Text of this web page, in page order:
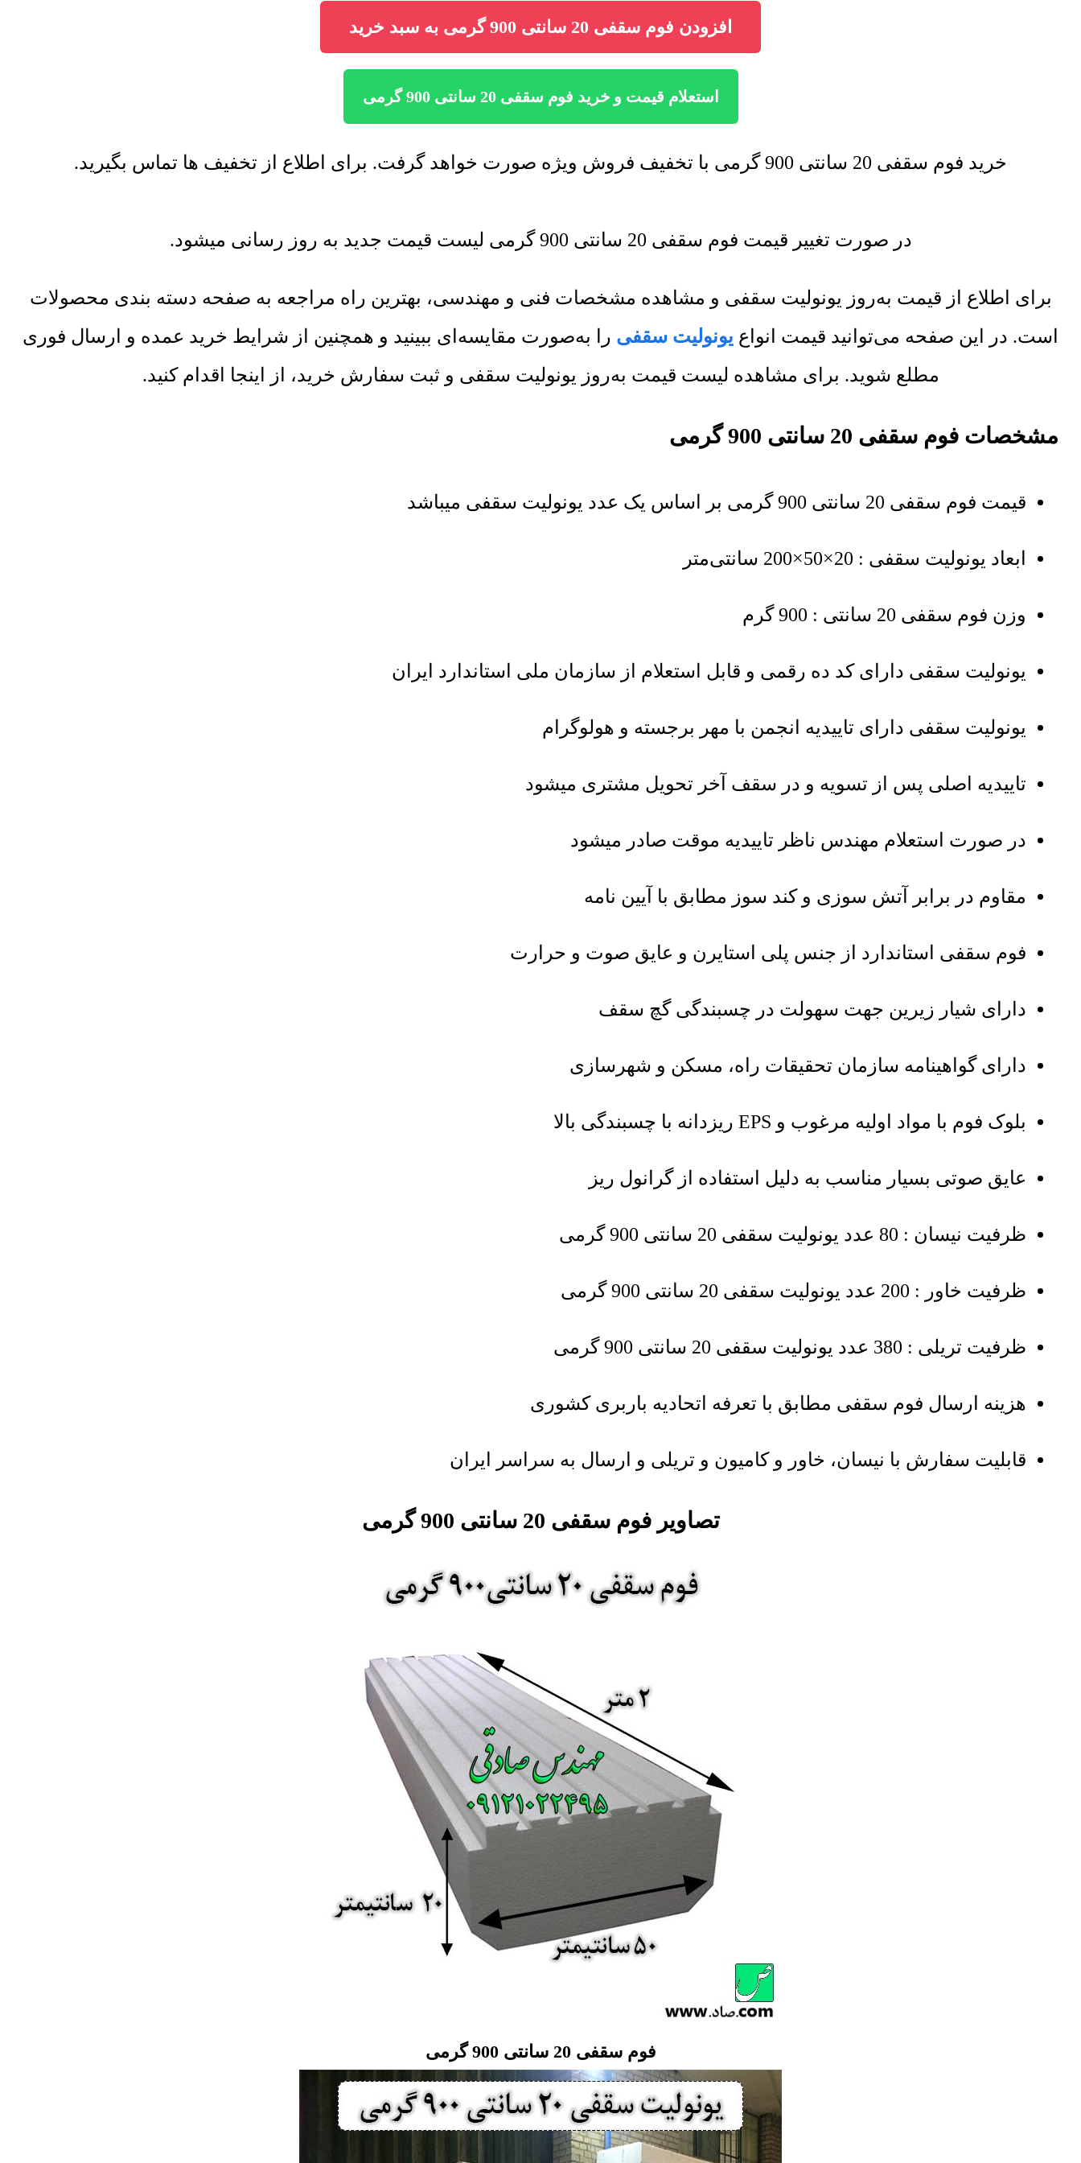
افزودن فوم سقفی 20 سانتی 900 گرمی به سبد خرید
استعلام قیمت و خرید فوم سقفی 20 سانتی 900 گرمی
خرید فوم سقفی 20 سانتی 900 گرمی با تخفیف فروش ویژه صورت خواهد گرفت. برای اطلاع از تخفیف ها تماس بگیرید.
در صورت تغییر قیمت فوم سقفی 20 سانتی 900 گرمی لیست قیمت جدید به روز رسانی میشود.
برای اطلاع از قیمت به‌روز یونولیت سقفی و مشاهده مشخصات فنی و مهندسی، بهترین راه مراجعه به صفحه دسته بندی محصولات
است. در این صفحه می‌توانید قیمت انواع یونولیت سقفی را به‌صورت مقایسه‌ای ببینید و همچنین از شرایط خرید عمده و ارسال فوری
مطلع شوید. برای مشاهده لیست قیمت به‌روز یونولیت سقفی و ثبت سفارش خرید، از اینجا اقدام کنید.
مشخصات فوم سقفی 20 سانتی 900 گرمی
قیمت فوم سقفی 20 سانتی 900 گرمی بر اساس یک عدد یونولیت سقفی میباشد
ابعاد یونولیت سقفی : 20×50×200 سانتی‌متر
وزن فوم سقفی 20 سانتی : 900 گرم
یونولیت سقفی دارای کد ده رقمی و قابل استعلام از سازمان ملی استاندارد ایران
یونولیت سقفی دارای تاییدیه انجمن با مهر برجسته و هولوگرام
تاییدیه اصلی پس از تسویه و در سقف آخر تحویل مشتری میشود
در صورت استعلام مهندس ناظر تاییدیه موقت صادر میشود
مقاوم در برابر آتش سوزی و کند سوز مطابق با آیین نامه
فوم سقفی استاندارد از جنس پلی استایرن و عایق صوت و حرارت
دارای شیار زیرین جهت سهولت در چسبندگی گچ سقف
دارای گواهینامه سازمان تحقیقات راه، مسکن و شهرسازی
بلوک فوم با مواد اولیه مرغوب و EPS ریزدانه با چسبندگی بالا
عایق صوتی بسیار مناسب به دلیل استفاده از گرانول ریز
ظرفیت نیسان : 80 عدد یونولیت سقفی 20 سانتی 900 گرمی
ظرفیت خاور : 200 عدد یونولیت سقفی 20 سانتی 900 گرمی
ظرفیت تریلی : 380 عدد یونولیت سقفی 20 سانتی 900 گرمی
هزینه ارسال فوم سقفی مطابق با تعرفه اتحادیه باربری کشوری
قابلیت سفارش با نیسان، خاور و کامیون و تریلی و ارسال به سراسر ایران
تصاویر فوم سقفی 20 سانتی 900 گرمی
فوم سقفی 20 سانتی 900 گرمی